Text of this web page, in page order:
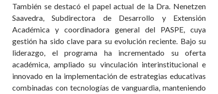
También se destacó el papel actual de la Dra. Nenetzen
Saavedra, Subdirectora de Desarrollo y Extensión
Académica y coordinadora general del PASPE, cuya
gestión ha sido clave para su evolución reciente. Bajo su
liderazgo, el programa ha incrementado su oferta
académica, ampliado su vinculación interinstitucional e
innovado en la implementación de estrategias educativas
combinadas con tecnologías de vanguardia, manteniendo